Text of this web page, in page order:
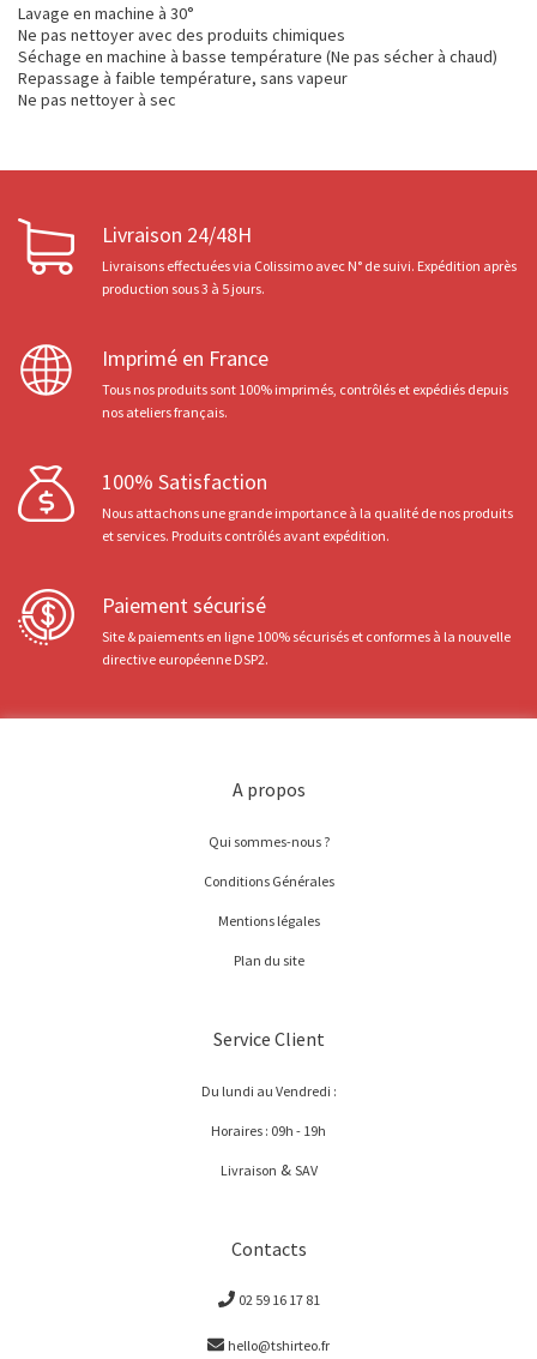
Lavage en machine à 30°
Ne pas nettoyer avec des produits chimiques
Séchage en machine à basse température (Ne pas sécher à chaud)
Repassage à faible température, sans vapeur
Ne pas nettoyer à sec
Livraison 24/48H
Livraisons effectuées via Colissimo avec N° de suivi. Expédition après
production sous 3 à 5 jours.
Imprimé en France
Tous nos produits sont 100% imprimés, contrôlés et expédiés depuis
nos ateliers français.
100% Satisfaction
Nous attachons une grande importance à la qualité de nos produits
et services. Produits contrôlés avant expédition.
Paiement sécurisé
Site & paiements en ligne 100% sécurisés et conformes à la nouvelle
directive européenne DSP2.
A propos
Qui sommes-nous ?
Conditions Générales
Mentions légales
Plan du site
Service Client
Du lundi au Vendredi :
Horaires : 09h - 19h
Livraison & SAV
Contacts
02 59 16 17 81
hello@tshirteo.fr